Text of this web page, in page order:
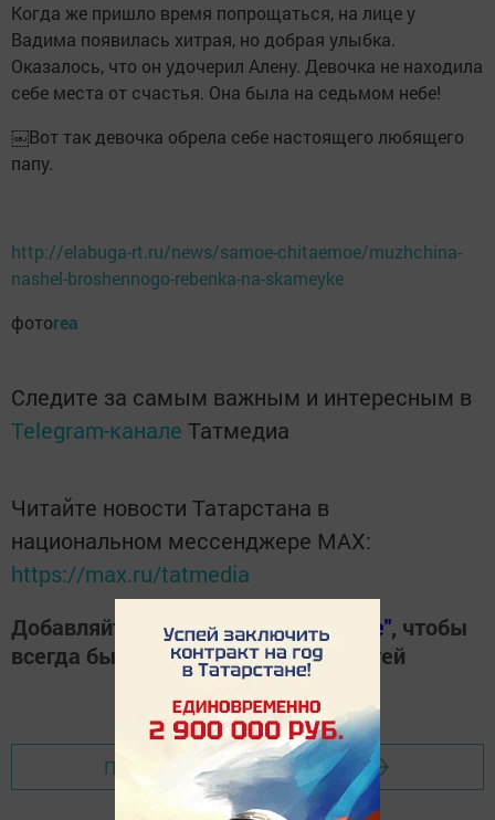
Когда же пришло время попрощаться, на лице у
Вадима появилась хитрая, но добрая улыбка.
Оказалось, что он удочерил Алену. Девочка не находила
себе места от счастья. Она была на седьмом небе!
￼Вот так девочка обрела себе настоящего любящего
папу.
http://elabuga-rt.ru/news/samoe-chitaemoe/muzhchina-
nashel-broshennogo-rebenka-na-skameyke
фотоrea
Следите за самым важным и интересным в
Telegram-канале Татмедиа
Читайте новости Татарстана в
национальном мессенджере MАХ:
https://max.ru/tatmedia
Добавляйте наш сайт в"Избранные", чтобы
всегда быть в курсе свежих новостей
Перейти на страницу новости